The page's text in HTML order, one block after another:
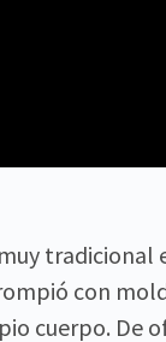
con
cuerpo.